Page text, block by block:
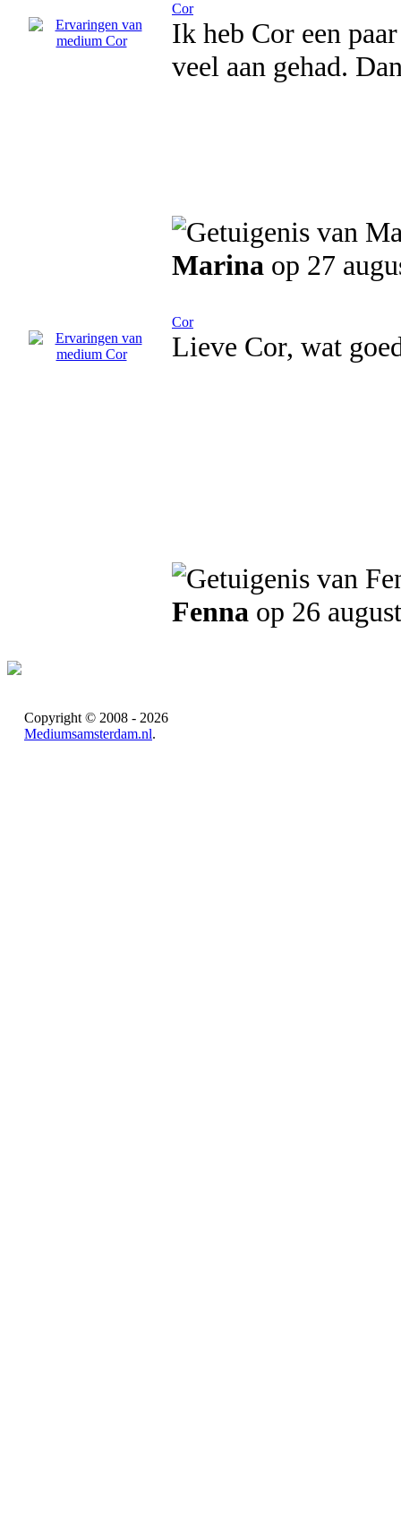
Cor
Ik heb Cor een
veel aan gehad.
Marina op 27
Cor
Lieve Cor, wat
Fenna op 26
Copyright © 2008 - 2026
Mediumsamsterdam.nl.